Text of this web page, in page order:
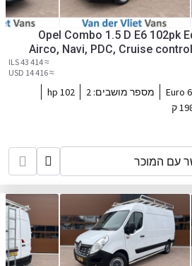
Opel Combo 1.5 D E6 102pk
Airco, Navi, PDC, Cruise
≈ 43 414 ILS
≈ 14 416 USD
Euro 6 מספר מושבים: 2
102 hp
ק
עם המוכר